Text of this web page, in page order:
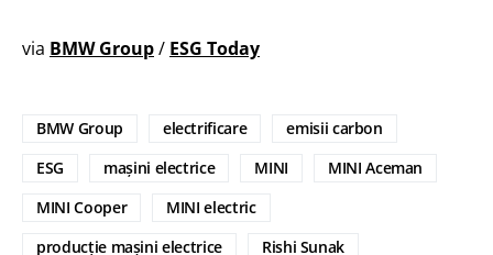
via BMW Group/ ESG Today
BMW Group electrificare
emisii carbon
ESG
mașini electrice MINI
MINI Aceman
MINI Cooper
MINI electric
producție mașini electrice
Rishi Sunak